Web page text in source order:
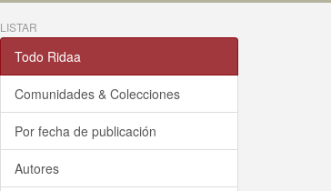
LISTAR
Todo Ridaa
Comunidades & Colecciones
Por fecha de publicación
Autores